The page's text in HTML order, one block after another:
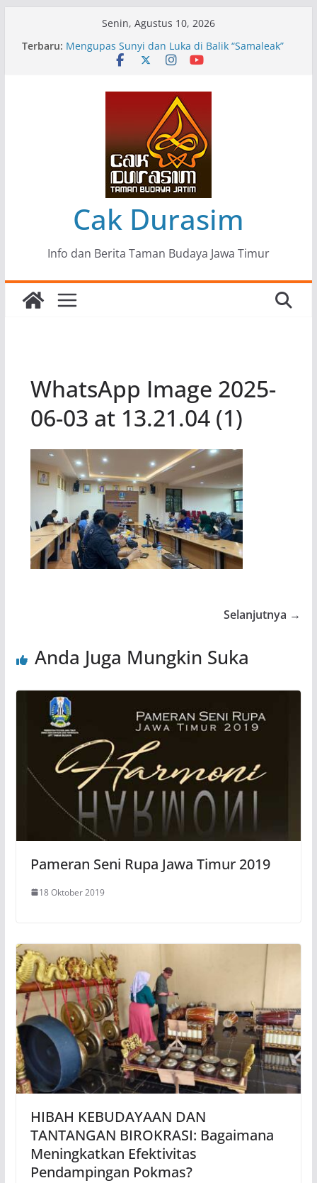
Senin, Agustus 10, 2026
Terbaru: Pameran Lukisan Komunitas Patria Seni Rupa
Kota Blitar : Ketika “Bergerak” Menjadi Mantra
Mengupas Sunyi dan Luka di Balik “Samaleak”
Menjaga Marwah Seni dan Budaya: Catatan
Kunjungan Kerja Ir. Bambang Haryo Soekartono
(BHS) Anggota DPR RI ke Taman Budaya Jawa
Pameran Tunggal 35 Karya Agus Koecink
“Tumbang Tambang”, Ungkapan Kritis Tentang
Derita Pekerja Pertambangan
Cak Durasim
Info dan Berita Taman Budaya Jawa Timur
WhatsApp Image 2025-
06-03 at 13.21.04 (1)
Selanjutnya →
Anda Juga Mungkin Suka
Pameran Seni Rupa Jawa Timur 2019
18 Oktober 2019
HIBAH KEBUDAYAAN DAN
TANTANGAN BIROKRASI: Bagaimana
Meningkatkan Efektivitas
Pendampingan Pokmas?